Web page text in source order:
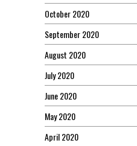
October 2020
September 2020
August 2020
July 2020
June 2020
May 2020
April 2020